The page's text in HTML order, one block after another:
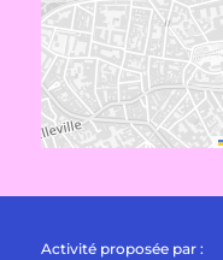
Activité proposée par :